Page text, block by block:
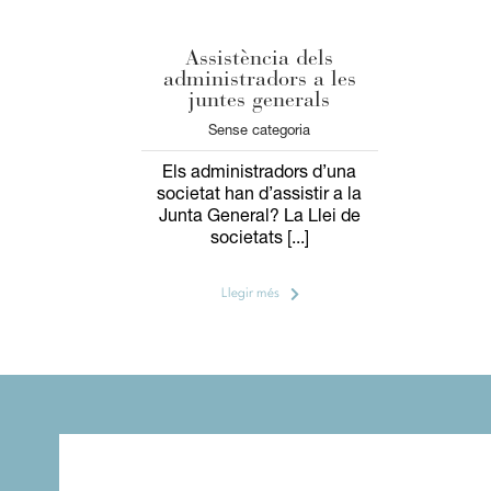
Assistència dels
administradors a les
juntes generals
Sense categoria
Els administradors d’una
societat han d’assistir a la
Junta General? La Llei de
societats [...]
Llegir més